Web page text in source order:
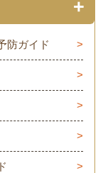
防ガイド